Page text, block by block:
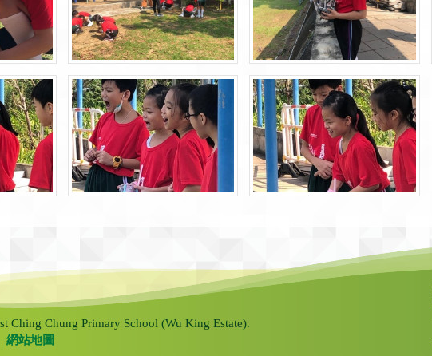
Ching Chung Primary School (Wu King Estate).
網站地圖